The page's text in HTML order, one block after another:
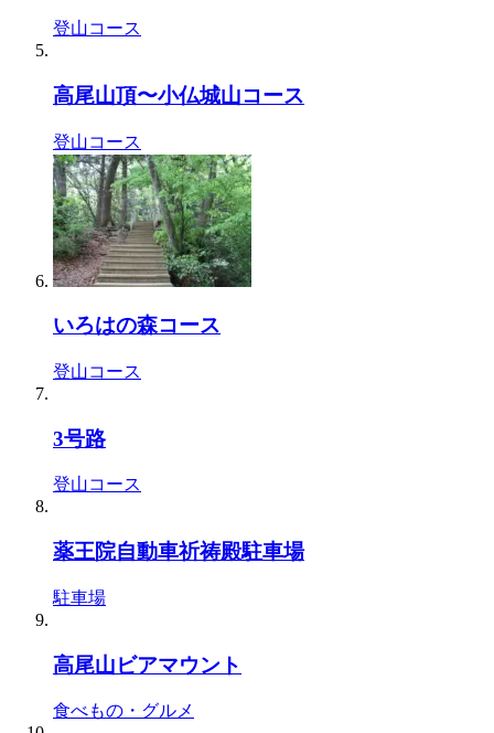
登山コース
高尾山頂〜小仏城山コース
登山コース
いろはの森コース
登山コース
3号路
登山コース
薬王院自動車祈祷殿駐車場
駐車場
高尾山ビアマウント
食べもの・グルメ